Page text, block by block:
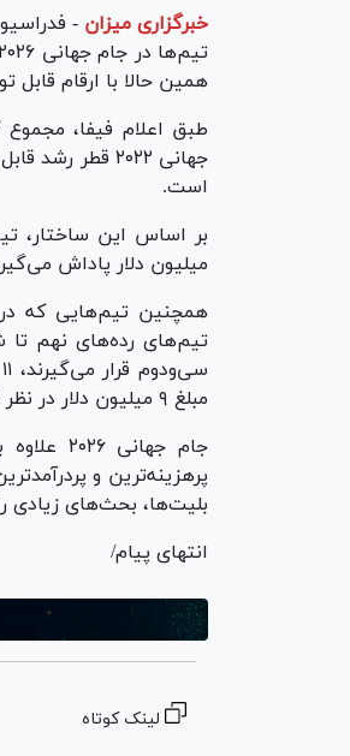
خبرگزاری میزان -
همین حالا با ارقام
است.
میلیون دلار پاداش می‌گیرد. تیم‌های سوم
مبلغ ۹ میلیون دلار در نظر گرفته شده است.
جام
پرهزینه‌ترین و
بلیت‌ها، بحث‌های زیادی
انتهای پیام/
لینک کوتاه